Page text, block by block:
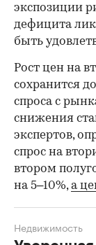
экспозиции
дефицита
быть
Рост цен на
сохранится
спроса с
снижения
экспертов,
спрос на
втором
на 5–10%,а
Недвижимость